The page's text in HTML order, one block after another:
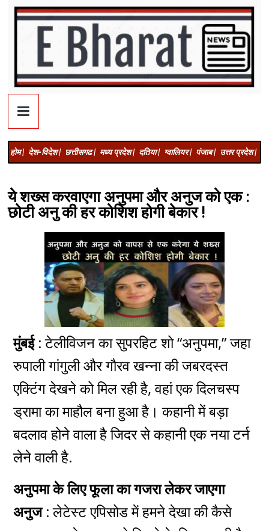
होम | देश-विदेश | छत्तीसगढ | मध्य प्रदेश | दतिया | ग्वालियर | पंजाब | उत्तर प्रदेश |
ये शख्स करवाएगा अनुपमा और अनुज को एक :
छोटी अनु की हर कोशिश होगी बेकार !
मुंबई :टेलीविजन कासुपरहिटशो “अनुपमा,” जहा
रुपाली गांगुली और गौरव खन्ना की जबरदस्त
एक्टिंग देखने को मिल रही है, वहां एक दिलचस्प
ड्रामा का माहौल बना हुआ है। कहानी में बड़ा
बदलाव होने वाला है जिदर से कहानी एक नया टर्न
लेने वाली है.
अनुपमा के लिए फूला का गजरा लेकर जाएगा
अनुज :लेटेस्ट एपिसोड में हमने देखा की कैसे